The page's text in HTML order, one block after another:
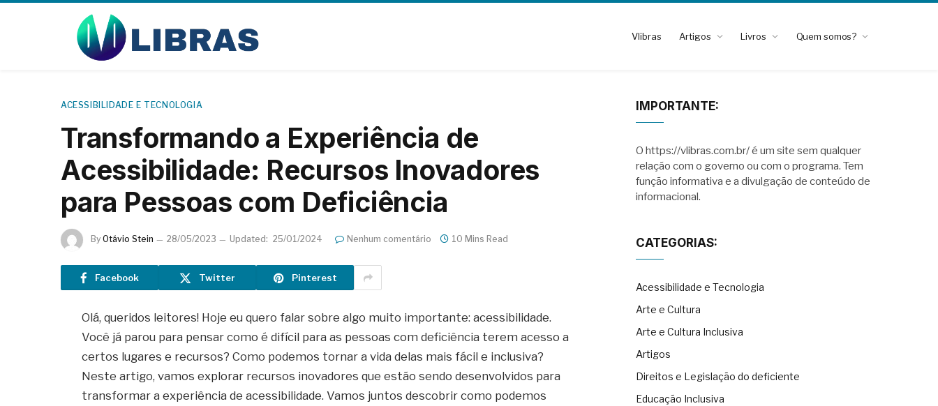
Vlibras Artigos Livros Quem somos?
ACESSIBILIDADE E TECNOLOGIA
Transformando a Experiência de
Acessibilidade: Recursos Inovadores
para Pessoas com Deficiência
By Otávio Stein 28/05/2023 Updated: 25/01/2024 Nenhum comentário 10 Mins Read
Facebook Twitter Pinterest
Olá, queridos leitores! Hoje eu quero falar sobre algo muito importante: acessibilidade.
Você já parou para pensar como é difícil para as pessoas com deficiência terem acesso a
certos lugares e recursos? Como podemos tornar a vida delas mais fácil e inclusiva?
Neste artigo, vamos explorar recursos inovadores que estão sendo desenvolvidos para
transformar a experiência de acessibilidade. Vamos juntos descobrir como podemos
IMPORTANTE:
O https://vlibras.com.br/ é um site sem qualquer
relação com o governo ou com o programa. Tem
função informativa e a divulgação de conteúdo de
informacional.
CATEGORIAS:
Acessibilidade e Tecnologia
Arte e Cultura
Arte e Cultura Inclusiva
Artigos
Direitos e Legislação do deficiente
Educação Inclusiva